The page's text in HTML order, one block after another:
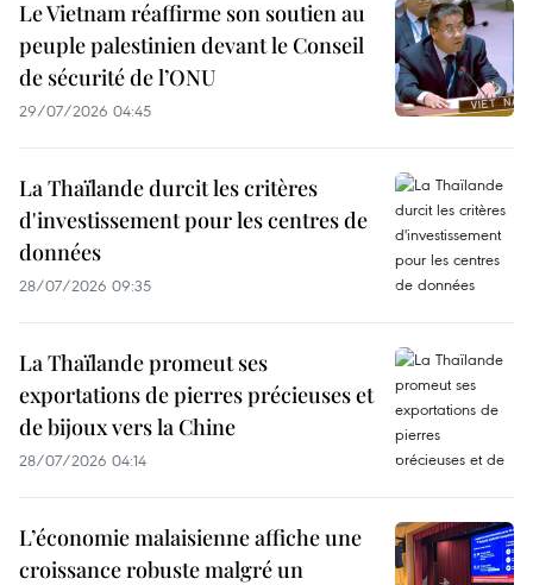
Le Vietnam réaffirme son soutien au
peuple palestinien devant le Conseil
de sécurité de l’ONU
29/07/2026 04:45
La Thaïlande durcit les critères
d'investissement pour les centres de
données
28/07/2026 09:35
La Thaïlande promeut ses
exportations de pierres précieuses et
de bijoux vers la Chine
28/07/2026 04:14
L’économie malaisienne affiche une
croissance robuste malgré un